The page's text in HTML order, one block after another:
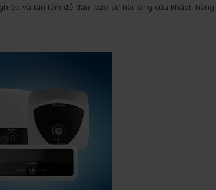
và tận tâm để đảm bảo sự hài lòng của khách hàng.